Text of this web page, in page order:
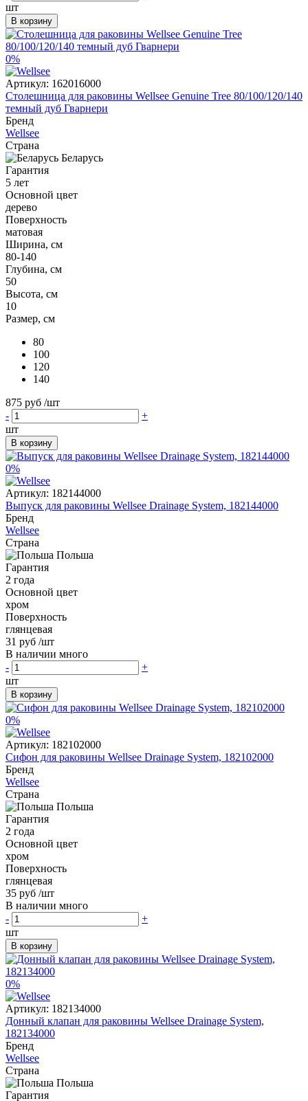
шт
В корзину
0%
Артикул: 162016000
Столешница для раковины Wellsee Genuine Tree 80/100/120/140
темный дуб Гварнери
Бренд
Wellsee
Страна
Беларусь
Гарантия
5 лет
Основной цвет
дерево
Поверхность
матовая
Ширина, см
80-140
Глубина, см
50
Высота, см
10
Размер, см
80
100
120
140
875 руб /шт
-
+
шт
В корзину
0%
Артикул: 182144000
Выпуск для раковины Wellsee Drainage System, 182144000
Бренд
Wellsee
Страна
Польша
Гарантия
2 года
Основной цвет
хром
Поверхность
глянцевая
31 руб /шт
В наличии много
-
+
шт
В корзину
0%
Артикул: 182102000
Сифон для раковины Wellsee Drainage System, 182102000
Бренд
Wellsee
Страна
Польша
Гарантия
2 года
Основной цвет
хром
Поверхность
глянцевая
35 руб /шт
В наличии много
-
+
шт
В корзину
0%
Артикул: 182134000
Донный клапан для раковины Wellsee Drainage System,
182134000
Бренд
Wellsee
Страна
Польша
Гарантия